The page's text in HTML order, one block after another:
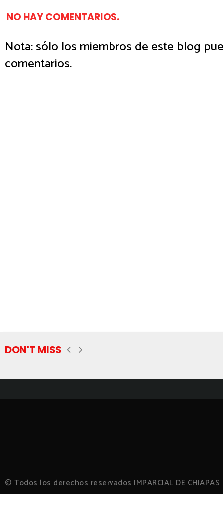
NO HAY COMENTARIOS.
Nota: sólo los miembros de este blog
comentarios.
DON'T MISS
© Todos los derechos reservados IMPARCIAL DE CHIAPAS